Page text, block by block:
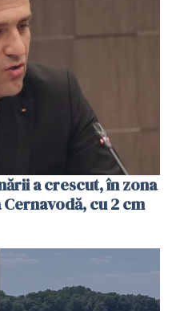
a crescut, în zona
cu 2 cm